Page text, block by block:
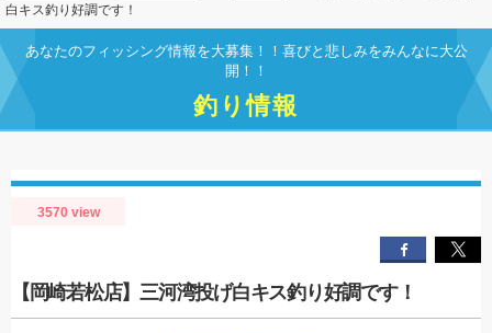
ツ
移
動
白キス釣り好調です！
あなたのフィッシング情報を大募集！！喜びと悲しみをみんなに大公
開！！
釣り情報
3570 view
【岡崎若松店】三河湾投げ白キス釣り好調です！